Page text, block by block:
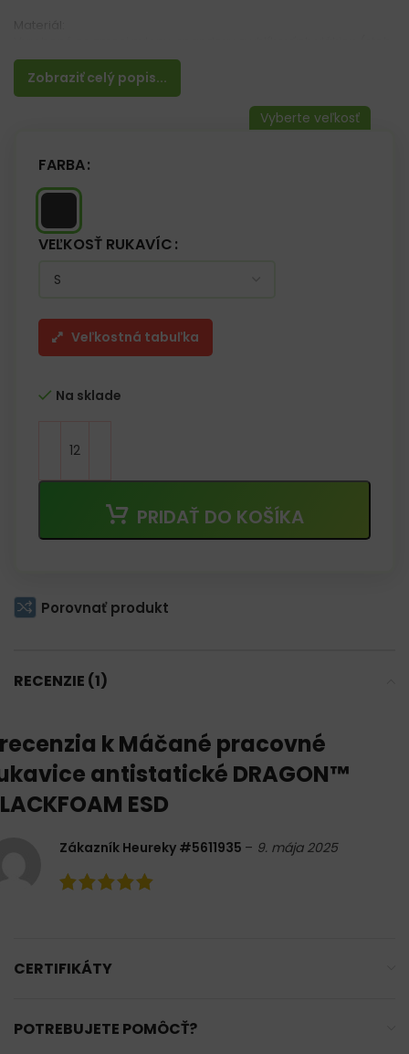
Zobraziť celý popis...
15)
Potiahnuté čiernym penovým nitrilom FOAM
– Najvyšší faktor odolnosti proti oderu (4)
– Poskytujú obratnosť a obmedzujú skĺznutie držaného objektu
– Nitril zvyšuje odolnosť proti mastnote a olejom
– Vhodné na všeobecné mechanické práce
– Ideálne pre elektronický priemysel
– Každý pár balený v samostatnom vrecku
FARBA
VEĽKOSŤ RUKAVÍC
Veľkostná tabuľka
Na sklade
PRIDAŤ DO KOŠÍKA
Porovnať produkt
RECENZIE (1)
recenzia kMáčané pracovné
antistatické DRAGON™
ESD
Zákazník Heureky #5611935 – 9. mája 2025
CERTIFIKÁTY
POTREBUJETE POMÔCŤ?